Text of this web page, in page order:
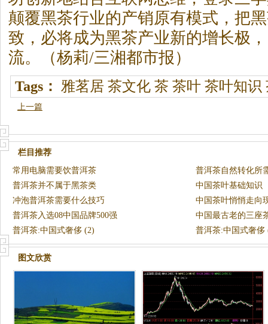
颠覆黑茶行业的产销原有模式，把
致，必将成为黑茶产业新的增长极
流。（杨莉/三湘都市报）
Tags： 雅茗居 茶文化 茶 茶叶 茶叶知识
上一篇
栏目推荐
常用电脑需要饮普洱茶
普洱茶自然转化所
普洱茶并不属于黑茶类
中国茶叶基础知识
冲泡普洱茶需要什么技巧
中国茶叶悄悄走向
普洱茶入选08中国品牌500强
中国最古老的三座
普洱茶:中国式奢侈 (2)
普洱茶:中国式奢侈
图文欣赏